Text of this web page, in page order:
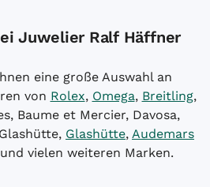
Juwelier Ralf Häffner
eine große Auswahl an
von Rolex, Omega, Breitling,
Baume et Mercier, Davosa,
Glashütte, Audemars
und vielen weiteren Marken.